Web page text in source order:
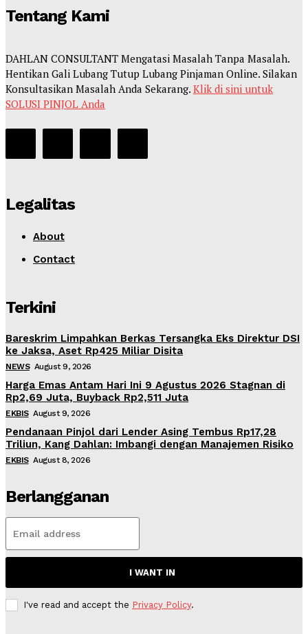
Tentang Kami
DAHLAN CONSULTANT Mengatasi Masalah Tanpa Masalah.
Hentikan Gali Lubang Tutup Lubang Pinjaman Online. Silakan
Konsultasikan Masalah Anda Sekarang. Klik di sini untuk
SOLUSI PINJOL Anda
Legalitas
About
Contact
Terkini
Bareskrim Limpahkan Berkas Tersangka Eks Direktur DSI
ke Jaksa, Aset Rp425 Miliar Disita
NEWS August 9, 2026
Harga Emas Antam Hari Ini 9 Agustus 2026 Stagnan di
Rp2,69 Juta, Buyback Rp2,511 Juta
EKBIS August 9, 2026
Pendanaan Pinjol dari Lender Asing Tembus Rp17,28
Triliun, Kang Dahlan: Imbangi dengan Manajemen Risiko
EKBIS August 8, 2026
Berlangganan
I WANT IN
I've read and accept the Privacy Policy.